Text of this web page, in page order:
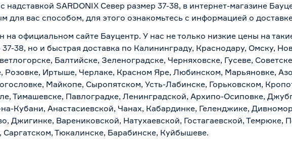
SARDONIX Север размер 37-38, в интернет-магазине
для вас способом, для этого ознакомьтесь с информацией о
на официальном сайте Бауцентр. У нас не только низкие цены на
38, но и быстрая доставка по Калининграду, Краснодару, Омску,
Балтийске, Зеленоградске, Черняховске, Гусеве,
Розовке, Иртыше, Черлаке, Красном Яре, Любинском, Марьяновке,
Майкопе, Сыропятском, Усть-Лабинске, Горьковском,
Тимашевске, Павлоградке, Ленинградской, Архипо-Осиповке,
Кубани, Анастасиевской, Чанах, Кабардинке, Геленджике,
Джигинке, Варениковской, Натухаевской, Гостагаевской, Темрюке,
Тюкалинске, Барабинске, Куйбышеве.